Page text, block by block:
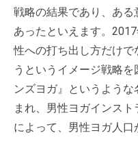
戦略の結果であり、あ
あったといえます。
性への打ち出し方だけで
うというイメージ戦略
ンズヨガ』というよう
まれ、男性ヨガインス
によって、男性ヨガ人口